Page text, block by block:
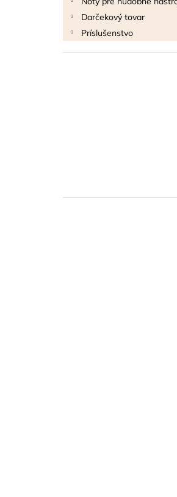
Darčekový tovar
Príslušenstvo
THOMANN FLOW-
3 €